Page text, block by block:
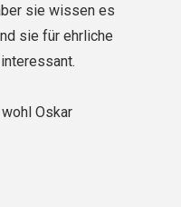
sie wissen es
sie für ehrliche
Oskar